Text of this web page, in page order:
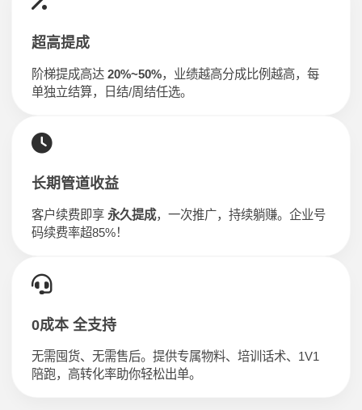
超高提成
阶梯提成高达 20%~50%，业绩越高分成比例越高，每
单独立结算，日结/周结任选。
长期管道收益
客户续费即享 永久提成，一次推广，持续躺赚。企业号
码续费率超85%！
0成本 全支持
无需囤货、无需售后。提供专属物料、培训话术、1V1
陪跑，高转化率助你轻松出单。